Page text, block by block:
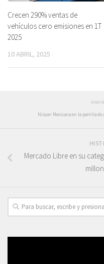
Crecen 290% ventas de
vehículos cero emisiones en 1T
2025
10 ABRIL, 2025
Nissan Mexicana en la parrilla de
Mercado Libre en su